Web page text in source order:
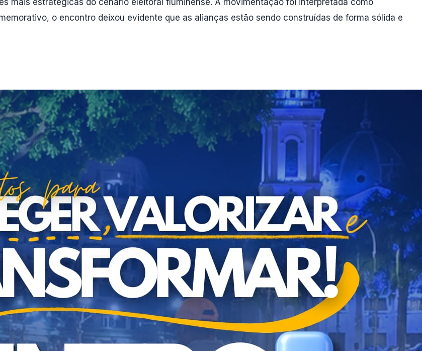
o encontro deixou evidente que as alianças estão sendo construídas de forma sólida e